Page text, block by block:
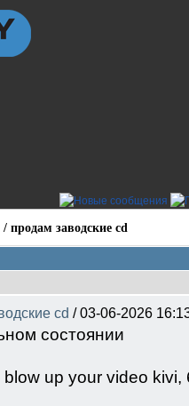
/ продам заводские cd
cd /03-06-2026
состоянии
blow up your video